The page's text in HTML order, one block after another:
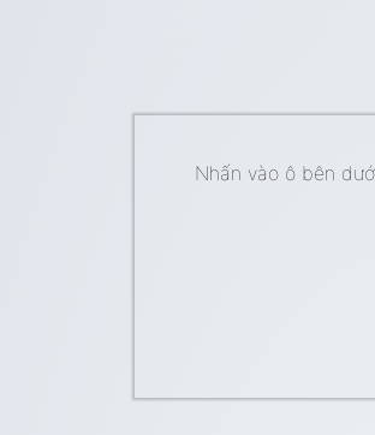
Nhấn vào ô bên